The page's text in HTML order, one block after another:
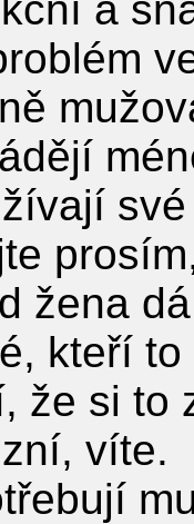
žena
kteří
že si to
víte.